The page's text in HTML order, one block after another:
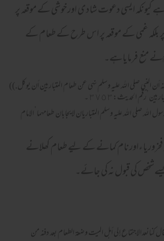
ایسی دعوت شادی اورخوشی کے موقعہ پر
بلکہ غمی کے موقعہ پر اس طرح کے طعام کے
فرمایاہے۔
صلى الله عليه وسلم نهى عن طعام المتباريين أن يوكل.))
الحديث:٣٧٥٣ ۔
صلى الله عليه وسلم المتباريان لايجابان طعامهما’الامام
کمانے کے لیے طعام کھلانے
کی قبول نہ کی جائے۔
كنانعدالاجتماع إلى أهل الميت وضعة الطعام بعد دفنه من